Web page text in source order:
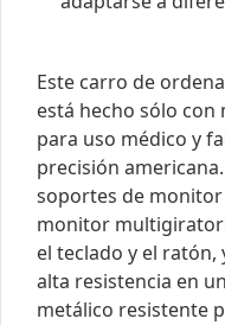
Este carro de
está hecho sólo con
para uso médico y
precisión
soportes de monitor
monitor
el teclado y el
alta resistencia en
metálico resistente